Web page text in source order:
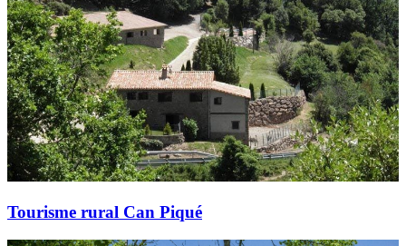
Tourisme rural Can Piqué